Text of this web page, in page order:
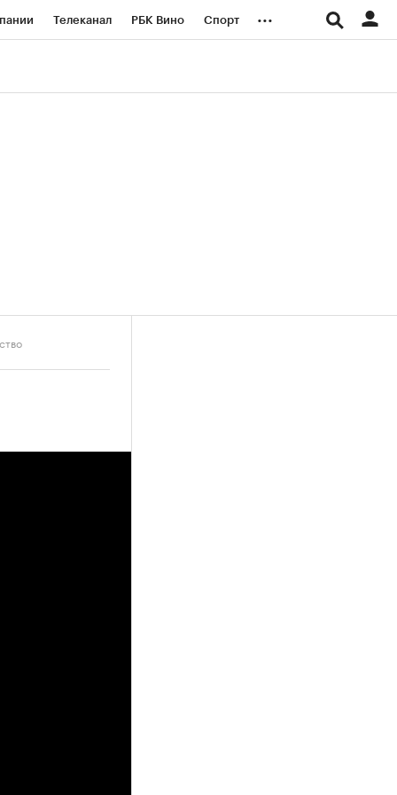
Телеканал РБК Вино Спорт ...